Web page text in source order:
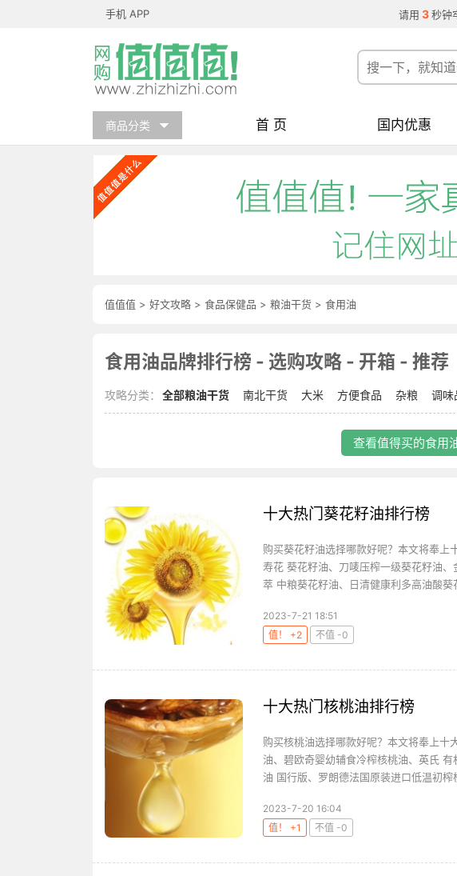
手机 APP 请用 3 秒钟
商品分类 首 页 国内优惠
值值值 > 好文攻略 > 食品保健品 > 粮油干货 > 食用油
食用油品牌排行榜 - 选购攻略 - 开箱 - 推荐
攻略分类： 全部粮油干货 南北干货 大米 方便食品 杂粮 调味
查看值得买的食用
十大热门葵花籽油排行榜
购买葵花籽油选择哪款好呢？本文将奉上
寿花 葵花籽油、刀唛压榨一级葵花籽油
萃 中粮葵花籽油、日清健康利多高油酸葵
2023-7-21 18:51
值！ +2
不值 -0
十大热门核桃油排行榜
购买核桃油选择哪款好呢？本文将奉上十
油、碧欧奇婴幼辅食冷榨核桃油、英氏
油 国行版、罗朗德法国原装进口低温初榨
2023-7-20 16:04
值！ +1
不值 -0